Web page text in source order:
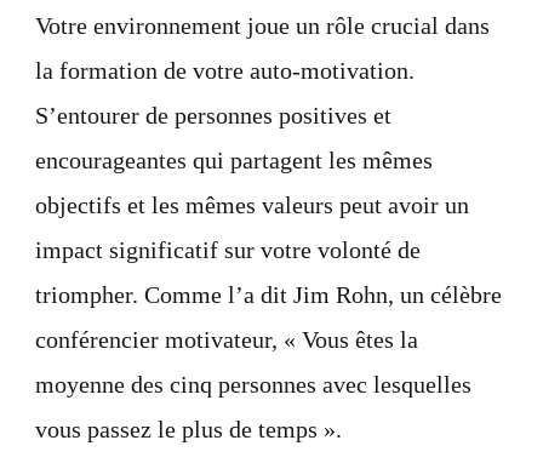
Votre environnement joue un rôle crucial dans
la formation de votre auto-motivation.
S’entourer de personnes positives et
encourageantes qui partagent les mêmes
objectifs et les mêmes valeurs peut avoir un
impact significatif sur votre volonté de
triompher. Comme l’a dit Jim Rohn, un célèbre
conférencier motivateur, « Vous êtes la
moyenne des cinq personnes avec lesquelles
vous passez le plus de temps ».